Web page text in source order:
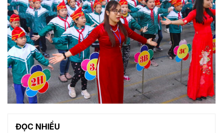
ĐỌC NHIỀU